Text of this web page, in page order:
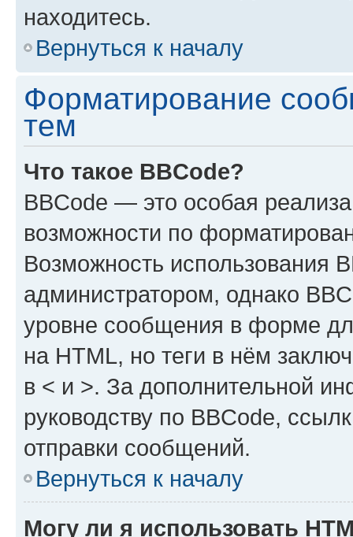
находитесь.
Вернуться к началу
Форматирование
тем
Что такое BBCode?
BBCode — это особая
возможности по
Возможность использования
администратором, однако
уровне сообщения в форме
на HTML, но теги в нём
в < и >. За дополнительной
руководству по BBCode,
отправки сообщений.
Вернуться к началу
Могу ли я использовать